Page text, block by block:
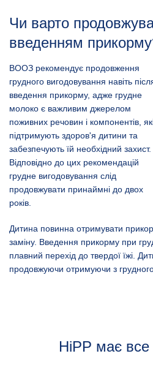
Чи варто
введенням
ВООЗ рекомендує продовження
грудного вигодовування навіть
введення прикорму, адже грудне
молоко є важливим джерелом
поживних речовин і компонентів,
підтримують здоров'я дитини та
забезпечують їй необхідний захист.
Відповідно до цих рекомендацій
грудне вигодовування слід
продовжувати принаймні до двох
років.
Дитина повинна отримувати
заміну. Введення прикорму при
плавний перехід до твердої їжі.
продовжуючи отримуючи з
HiPP має все